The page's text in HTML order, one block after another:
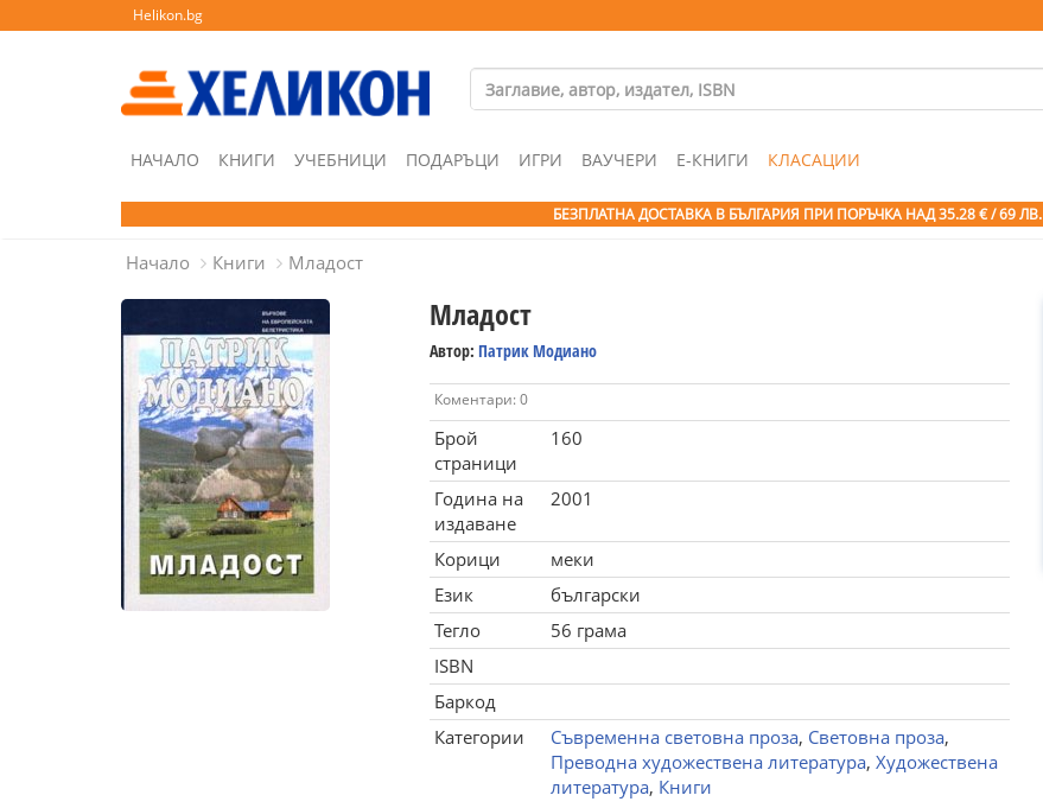
Helikon.bg
НАЧАЛО КНИГИ УЧЕБНИЦИ ПОДАРЪЦИ ИГРИ ВАУЧЕРИ Е-КНИГИ КЛАСАЦИИ
БЕЗПЛАТНА ДОСТАВКА В БЪЛГАРИЯ ПРИ ПОРЪЧКА НАД 35.28 € / 69 ЛВ.
Начало Книги Младост
Младост
Автор: Патрик Модиано
Коментари: 0
Брой
страници
160
Година на
издаване
2001
Корици
меки
Език
български
Тегло
56 грама
ISBN
Баркод
Категории
Съвременна световна проза, Световна проза,
Преводна художествена литература, Художествена
литература, Книги